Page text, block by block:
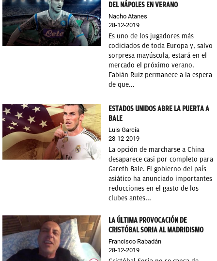
PAPARAZZI
OKDIARIO
DEL NÁPOLES EN VERANO
Nacho Atanes
28-12-2019
Es uno de los jugadores más
codiciados de toda Europa y, salvo
sorpresa mayúscula, estará en el
mercado el próximo verano.
Fabián Ruiz permanece a la espera
de que...
ESTADOS UNIDOS ABRE LA PUERTA A
BALE
Luis García
28-12-2019
La opción de marcharse a China
desaparece casi por completo para
Gareth Bale. El gobierno del país
asiático ha anunciado importantes
reducciones en el gasto de los
clubes antes...
LA ÚLTIMA PROVOCACIÓN DE
CRISTÓBAL SORIA AL MADRIDISMO
Francisco Rabadán
28-12-2019